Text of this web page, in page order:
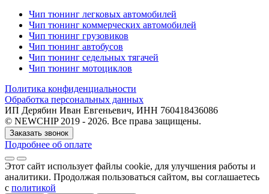
Чип тюнинг легковых автомобилей
Чип тюнинг коммерческих автомобилей
Чип тюнинг грузовиков
Чип тюнинг автобусов
Чип тюнинг седельных тягачей
Чип тюнинг мотоциклов
Политика конфиденциальности
Обработка персональных данных
ИП Дерябин Иван Евгеньевич, ИНН 760418436086
© NEWCHIP 2019 - 2026. Все права защищены.
Заказать звонок
Подробнее об оплате
Этот сайт использует файлы cookie, для улучшения работы и
аналитики. Продолжая пользоваться сайтом, вы соглашаетесь
с политикой